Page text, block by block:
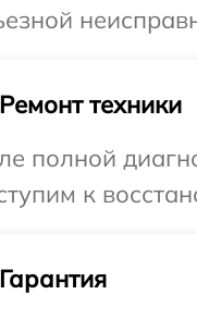
Ремонт техники
полной
к
Гарантия